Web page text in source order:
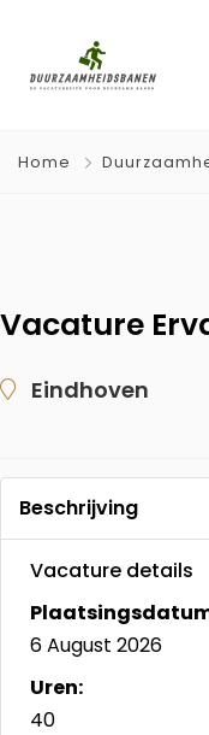
Home
Vacature
Eindhoven
Beschrijving
Vacature details
6 August 2026
Uren:
40